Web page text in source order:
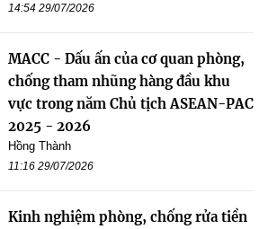
14:54 29/07/2026
MACC - Dấu ấn của cơ quan phòng,
chống tham nhũng hàng đầu khu
vực trong năm Chủ tịch ASEAN-PAC
2025 - 2026
Hồng Thành
11:16 29/07/2026
Kinh nghiệm phòng, chống rửa tiền